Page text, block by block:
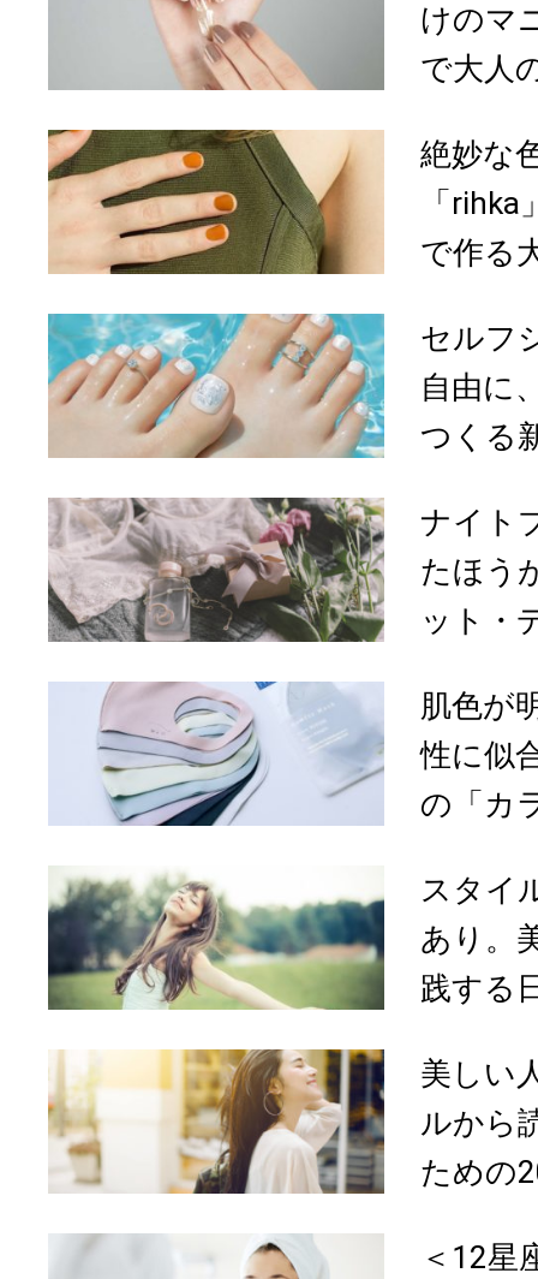
けのマ
で大人
絶妙な
「
で作る
セルフ
自由に
つくる
ナイト
たほう
ット・
肌色が
性に似
の「カ
スタイ
あり。
践する
美しい
ルから
ための
＜12星